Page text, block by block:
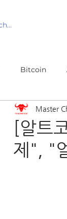
Bitcoin
[알트
제", "
Master